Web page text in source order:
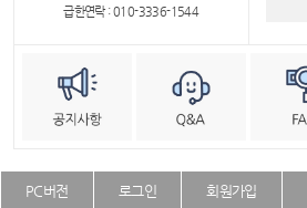
급한연락 : 010-3336-1544
PC버전 로그인 회원가입